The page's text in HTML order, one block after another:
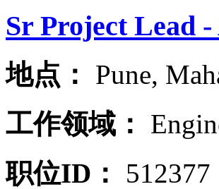
Sr Project Lead -
地点： Pune,
工作领域：
职位ID： 512377